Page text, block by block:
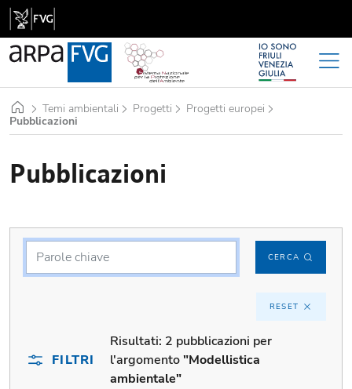
HomeTemi ambientali Progetti
Progetti europei
Pubblicazioni
Pubblicazioni
CERCA
RESET
FILTRI
Risultati: 2 pubblicazioni per
l'argomento"Modellistica
ambientale"